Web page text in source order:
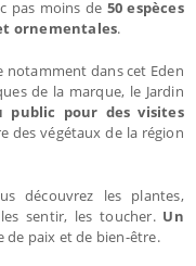
pas moins de 50 espèces
ornementales.
notamment dans cet Eden
de la marque, le Jardin
public pour des visites
des végétaux de la région
découvrez les plantes,
sentir, les toucher. Un
de paix et de bien-être.